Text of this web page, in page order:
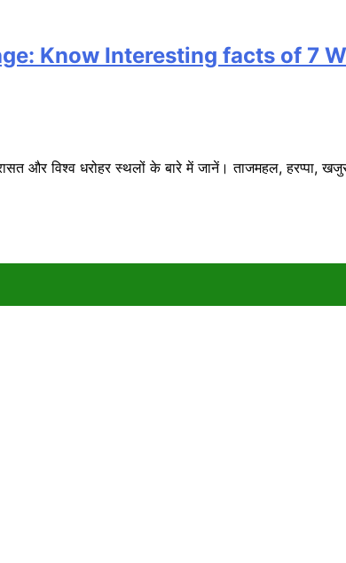
Interesting facts of 7
विश्व धरोहर स्थलों के बारे में जानें। ताजमहल, हरप्पा,